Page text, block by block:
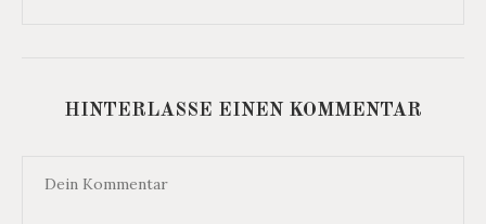
HINTERLASSE EINEN KOMMENTAR